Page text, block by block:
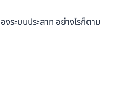
ระบบประสาท อย่างไรก็ตาม